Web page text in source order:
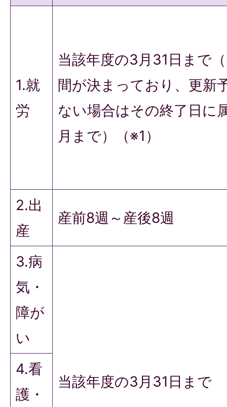
1.就
労
当該年度の3月31日まで
間が決まっており、更新
ない場合はその終了日に
月まで）（※1）
2.出
産
産前8週～産後8週
3.病
気・
障が
い
当該年度の3月31日まで
4.看
護・